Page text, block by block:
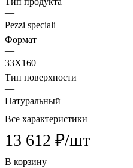
—
Pezzi speciali
Формат
—
33X160
Тип поверхности
—
Натуральный
Все характеристики
13 612 ₽/шт
В корзину